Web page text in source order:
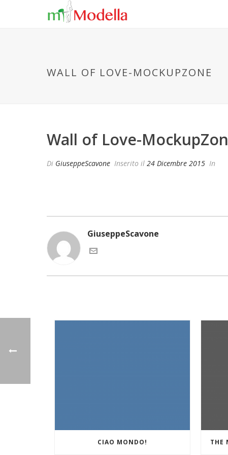
WALL OF LOVE-MOCKUPZONE
Wall of Love-
Di GiuseppeScavone Inserito il 24 Dicembre 2015 In
GiuseppeScavone
CIAO MONDO! THE